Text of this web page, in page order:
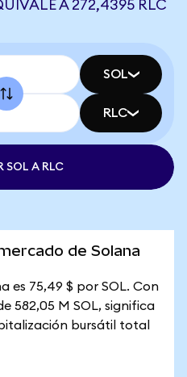
A 272,4395 RLC
SOL
RLC
SOL A RLC
de Solana
es 75,49 $ por SOL. Con
582,05 M SOL, significa
bursátil total